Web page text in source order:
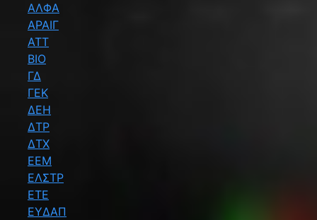
ΑΛΦΑ
ΑΡΑΙΓ
ΑΤΤ
ΒΙΟ
ΓΔ
ΓΕΚ
ΔΕΗ
ΔΤΡ
ΔΤΧ
ΕΕΜ
ΕΛΣΤΡ
ΕΤΕ
ΕΥΔΑΠ